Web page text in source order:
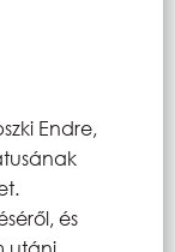
Endre,
és